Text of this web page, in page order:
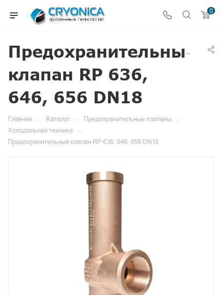
0
Предохранительный
клапан RP 636,
646, 656 DN18
Главная — Каталог — Предохранительные клапаны —
Холодильная техника —
Предохранительный клапан RP 636, 646, 656 DN18